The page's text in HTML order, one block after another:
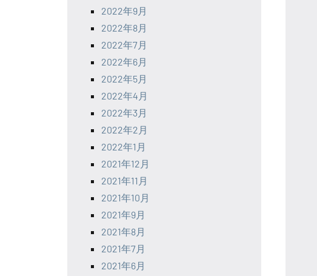
2022年9月
2022年8月
2022年7月
2022年6月
2022年5月
2022年4月
2022年3月
2022年2月
2022年1月
2021年12月
2021年11月
2021年10月
2021年9月
2021年8月
2021年7月
2021年6月